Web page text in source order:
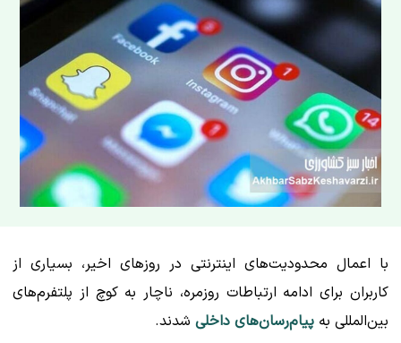
با اعمال محدودیت‌های اینترنتی در روزهای اخیر، بسیاری از
کاربران برای ادامه ارتباطات روزمره، ناچار به کوچ از پلتفرم‌های
بین‌المللی به پیام‌رسان‌های داخلی شدند.